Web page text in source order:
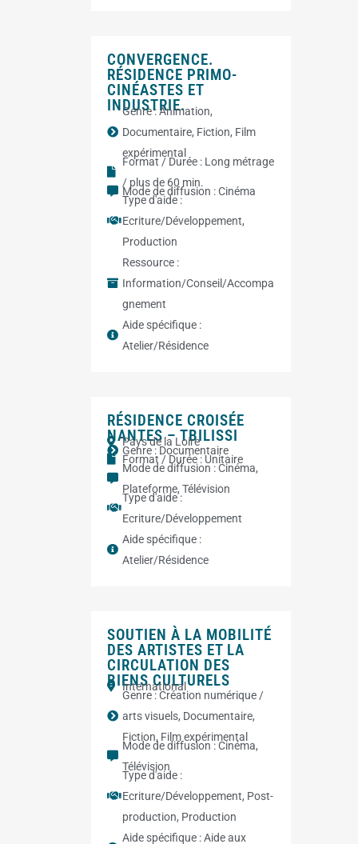
CONVERGENCE.
RÉSIDENCE PRIMO-
CINÉASTES ET
INDUSTRIE.
Genre :Animation,
Documentaire, Fiction, Film
expérimental
Format / Durée : Long métrage
/ plus de 60 min.
Mode de diffusion :Cinéma
Type d'aide :
Ecriture/Développement,
Production
Ressource :
Information/Conseil/Accompa
gnement
Aide spécifique :
Atelier/Résidence
RÉSIDENCE CROISÉE
NANTES – TBILISSI
Pays de la Loire
Genre : Documentaire
Format / Durée : Unitaire
Mode de diffusion :Cinéma,
Plateforme, Télévision
Type d'aide :
Ecriture/Développement
Aide spécifique :
Atelier/Résidence
SOUTIEN À LA MOBILITÉ
DES ARTISTES ET LA
CIRCULATION DES
BIENS CULTURELS
International
Genre :Création numérique /
arts visuels, Documentaire,
Fiction, Film expérimental
Mode de diffusion :Cinéma,
Télévision
Type d'aide :
Ecriture/Développement, Post-
production, Production
Aide spécifique :Aide aux